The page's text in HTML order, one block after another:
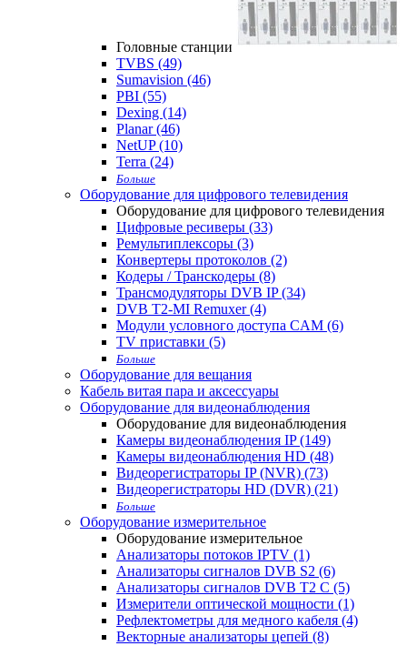
Головные станции
TVBS (49)
Sumavision (46)
PBI (55)
Dexing (14)
Planar (46)
NetUP (10)
Terra (24)
Больше
Оборудование для цифрового телевидения
Оборудование для цифрового телевидения
Цифровые ресиверы (33)
Ремультиплексоры (3)
Конвертеры протоколов (2)
Кодеры / Транскодеры (8)
Трансмодуляторы DVB IP (34)
DVB T2-MI Remuxer (4)
Модули условного доступа CAM (6)
TV приставки (5)
Больше
Оборудование для вещания
Кабель витая пара и аксессуары
Оборудование для видеонаблюдения
Оборудование для видеонаблюдения
Камеры видеонаблюдения IP (149)
Камеры видеонаблюдения HD (48)
Видеорегистраторы IP (NVR) (73)
Видеорегистраторы HD (DVR) (21)
Больше
Оборудование измерительное
Оборудование измерительное
Анализаторы потоков IPTV (1)
Анализаторы сигналов DVB S2 (6)
Анализаторы сигналов DVB T2 С (5)
Измерители оптической мощности (1)
Рефлектометры для медного кабеля (4)
Векторные анализаторы цепей (8)